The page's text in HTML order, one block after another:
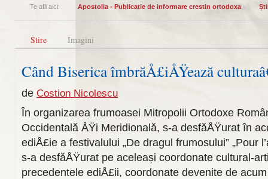
Te afli aici: Apostolia - Publicatie de informare crestin ortodoxa
Stire Imagini
Când Biserica îmbrăÅ£iÅŸează
de Costion Nicolescu
În organizarea frumoasei Mitropolii Ortodoxe
Occidentală ÅŸi Meridională, s-a desfăÅŸurat în
ediÅ£ie a festivalului „De dragul frumosului” „Pour
s-a desfăÅŸurat pe aceleași coordonate cultural-
precedentele ediÅ£ii, coordonate devenite de